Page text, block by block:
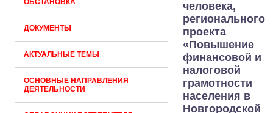
ОБСТАНОВКА
ДОКУМЕНТЫ
АКТУАЛЬНЫЕ ТЕМЫ
ОСНОВНЫЕ НАПРАВЛЕНИЯ
ДЕЯТЕЛЬНОСТИ
человека,
регионального
проекта
«Повышение
финансовой и
налоговой
грамотности
населения в
Новгородской